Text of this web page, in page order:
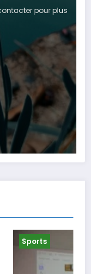
pour plus